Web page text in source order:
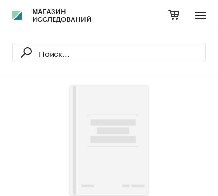
МАГАЗИН
ИССЛЕДОВАНИЙ